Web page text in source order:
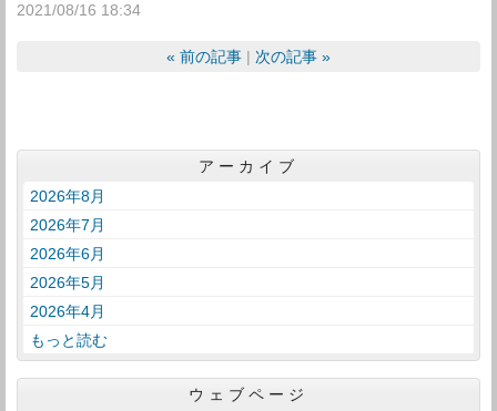
2021/08/16 18:34
« 前の記事 次の記事 »
アーカイブ
2026年8月
2026年7月
2026年6月
2026年5月
2026年4月
もっと読む
ウェブページ